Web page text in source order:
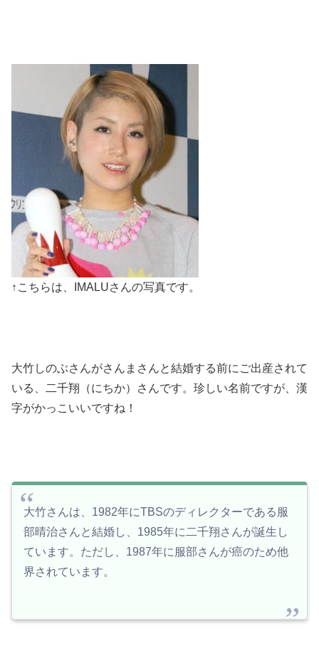
↑こちらは、IMALUさんの写真です。
大竹しのぶさんがさんまさんと結婚する前にご出産されて
いる、二千翔（にちか）さんです。珍しい名前ですが、漢
字がかっこいいですね！
大竹さんは、1982年にTBSのディレクターである服
部晴治さんと結婚し、1985年に二千翔さんが誕生し
ています。ただし、1987年に服部さんが癌のため他
界されています。